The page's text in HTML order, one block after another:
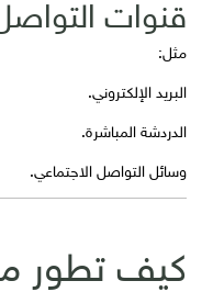
مثل:
البريد الإلكتروني.
الدردشة المباشرة.
وسائل التواصل الاجتماعي.
كيف تطور